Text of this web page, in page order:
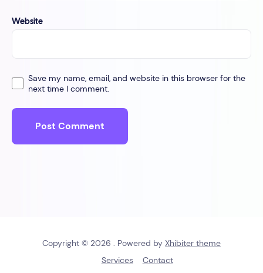
Website
Save my name, email, and website in this browser for the
next time I comment.
Copyright © 2026 . Powered by Xhibiter theme
Services
Contact